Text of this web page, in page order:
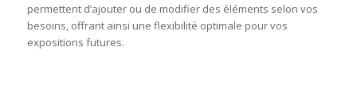
permettent d’ajouter ou de modifier des éléments selon vos
besoins, offrant ainsi une flexibilité optimale pour vos
expositions futures.